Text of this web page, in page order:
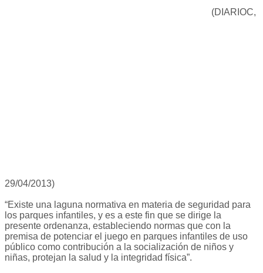
(DIARIOC,
29/04/2013)
“Existe una laguna normativa en materia de seguridad para
los parques infantiles, y es a este fin que se dirige la
presente ordenanza, estableciendo normas que con la
premisa de potenciar el juego en parques infantiles de uso
público como contribución a la socialización de niños y
niñas, protejan la salud y la integridad física”.